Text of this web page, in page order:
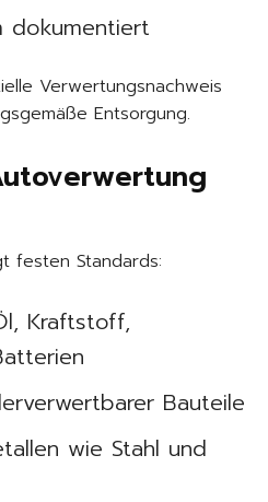
dokumentiert
Verwertungsnachweis
Entsorgung.
festen Standards:
Kraftstoff,
Bauteile
wie Stahl und